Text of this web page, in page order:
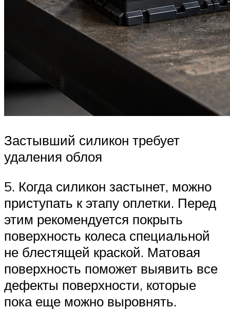
Застывший силикон требует
удаления облоя
5. Когда силикон застынет, можно
приступать к этапу оплетки. Перед
этим рекомендуется покрыть
поверхность колеса специальной
не блестящей краской. Матовая
поверхность поможет выявить все
дефекты поверхности, которые
пока еще можно выровнять.